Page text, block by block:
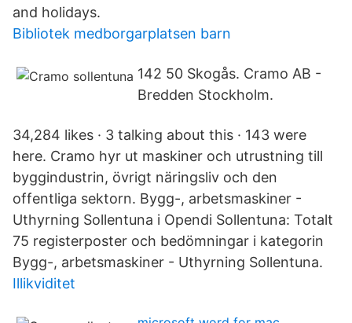
and holidays.
Bibliotek medborgarplatsen barn
142 50 Skogås. Cramo AB -
Bredden Stockholm.
34,284 likes · 3 talking about this · 143 were
here. Cramo hyr ut maskiner och utrustning till
byggindustrin, övrigt näringsliv och den
offentliga sektorn. Bygg-, arbetsmaskiner -
Uthyrning Sollentuna i Opendi Sollentuna: Totalt
75 registerposter och bedömningar i kategorin
Bygg-, arbetsmaskiner - Uthyrning Sollentuna.
Illikviditet